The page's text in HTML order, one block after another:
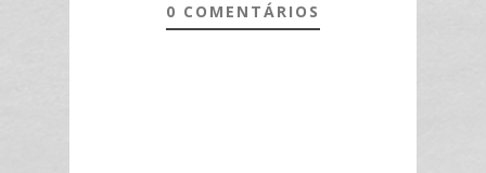
0 COMENTÁRIOS